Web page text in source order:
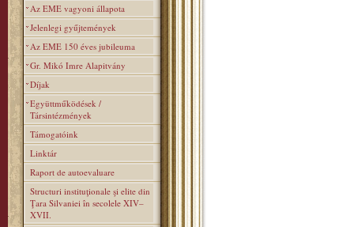
Az EME vagyoni állapota
Jelenlegi gyűjtemények
Az EME 150 éves jubileuma
Gr. Mikó Imre Alapitvány
Díjak
Együttműködések /
Társintézmények
Támogatóink
Linktár
Raport de autoevaluare
Structuri instituţionale şi elite din
Ţara Silvaniei în secolele XIV–
XVII.